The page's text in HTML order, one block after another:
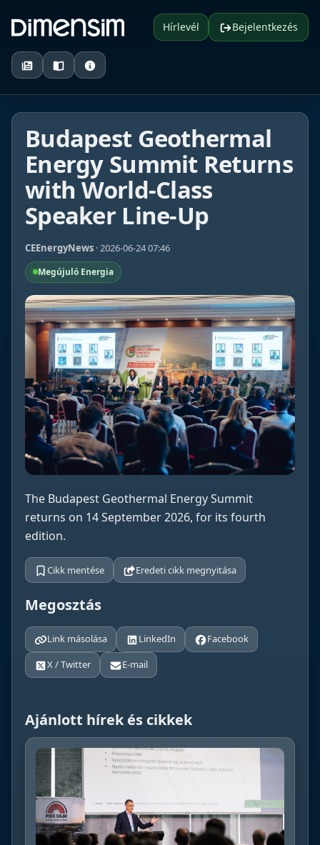
Hírlevél Bejelentkezés
Budapest Geothermal
Energy Summit Returns
with World-Class
Speaker Line-Up
CEEnergyNews · 2026-06-24 07:46
Megújuló Energia
The Budapest Geothermal Energy Summit
returns on 14 September 2026, for its fourth
edition.
Cikk mentése Eredeti cikk megnyitása
Megosztás
Link másolása LinkedIn
Facebook
X / Twitter
E-mail
Ajánlott hírek és cikkek